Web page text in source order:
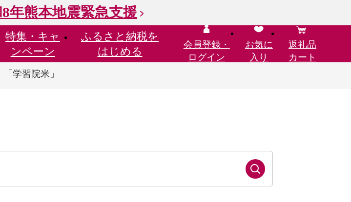
8年熊本地震緊急支援
特集・ キャ
ンペーン
ふるさと納税を
はじめる
会員登録・
ログイン
お気に
入り
返礼品
カート
学習院米」